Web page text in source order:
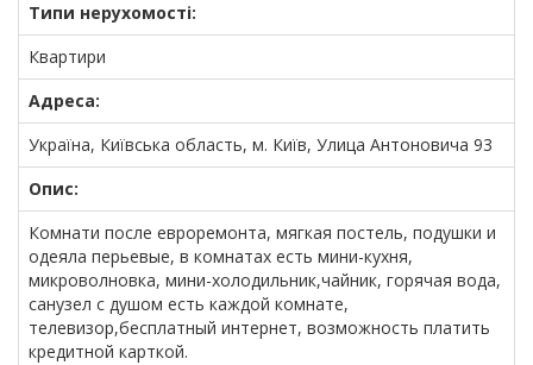
Типи нерухомості:
Квартири
Адреса:
Україна, Київська область, м. Київ, Улица Антоновича 93
Опис:
Комнати после евроремонта, мягкая постель, подушки и
одеяла перьевые, в комнатах есть мини-кухня,
микроволновка, мини-холодильник,чайник, горячая вода,
санузел с душом есть каждой комнате,
телевизор,бесплатный интернет, возможность платить
кредитной карткой.